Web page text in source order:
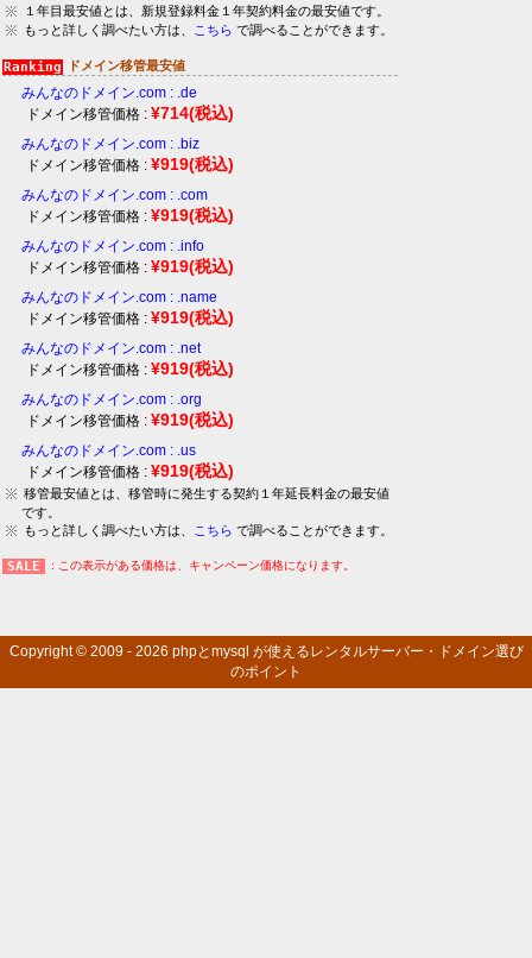
１年目最安値とは、新規登録料金１年契約料金の最安値です。
もっと詳しく調べたい方は、
こちら で調べることができます。
ドメイン移管最安値
みんなのドメイン.com : .de
ドメイン移管価格 : ¥714(税込)
みんなのドメイン.com : .biz
ドメイン移管価格 : ¥919(税込)
みんなのドメイン.com : .com
ドメイン移管価格 : ¥919(税込)
みんなのドメイン.com : .info
ドメイン移管価格 : ¥919(税込)
みんなのドメイン.com : .name
ドメイン移管価格 : ¥919(税込)
みんなのドメイン.com : .net
ドメイン移管価格 : ¥919(税込)
みんなのドメイン.com : .org
ドメイン移管価格 : ¥919(税込)
みんなのドメイン.com : .us
ドメイン移管価格 : ¥919(税込)
移管最安値とは、移管時に発生する契約１年延長料金の最安値
です。
もっと詳しく調べたい方は、
こちら で調べることができます。
: この表示がある価格は、キャンペーン価格になります。
Copyright © 2009 - 2026 phpとmysql が使えるレンタルサーバー・ドメイン選び
のポイント